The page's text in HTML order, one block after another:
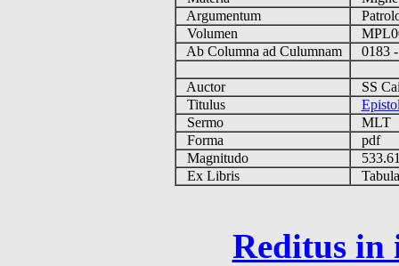
Argumentum
Volumen
Ab Columna ad Culumnam
0183
Auctor
SS
Titulus
Sermo
MLT
Forma
pdf
Magnitudo
Ex Libris
Reditus in